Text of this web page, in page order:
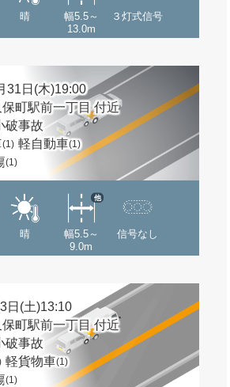
晴
幅5.5～
13.0m
３灯式信号
31日(木)19:00
町駅前一丁目 付近
破事故
(1) 軽自動車(1)
(1)
晴
幅5.5～
9.0m
他
信号なし
日(土)13:10
町駅前一丁目 付近
破事故
軽貨物車(1)
(1)